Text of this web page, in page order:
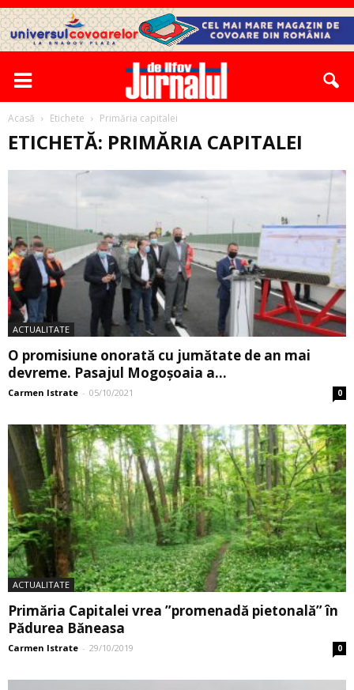
Acasă Etichete Primăria capitalei
ETICHETĂ: PRIMĂRIA CAPITALEI
ACTUALITATE
O promisiune onorată cu jumătate de an mai
devreme. Pasajul Mogoşoaia a...
Carmen Istrate - 05/10/2021 0
ACTUALITATE
Primăria Capitalei vrea ”promenadă pietonală” în
Pădurea Băneasa
Carmen Istrate - 29/10/2019 0